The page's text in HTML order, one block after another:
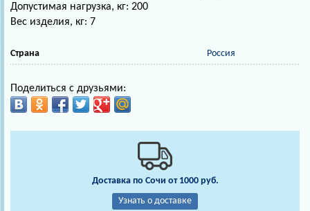
Допустимая нагрузка, кг: 200
Вес изделия, кг: 7
Страна Россия
Поделиться с друзьями:
Доставка по Сочи от 1000 руб.
Узнать о доставке